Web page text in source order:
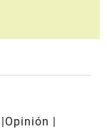
Opinión